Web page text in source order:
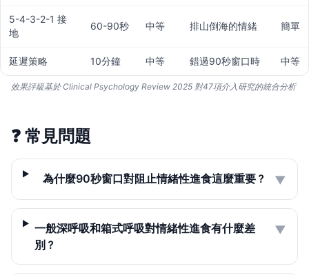
5-4-3-2-1 接
地
60-90秒 中等 排山倒海的情緒 簡單
延遲策略 10分鐘 中等 錯過90秒窗口時 中等
效果評級基於 Clinical Psychology Review 2025 對47項介入研究的統合分析
❓ 常見問題
為什麼90秒窗口對阻止情緒性進食這麼重要？ ▼
一般深呼吸和箱式呼吸對情緒性進食有什麼差
別？
▼